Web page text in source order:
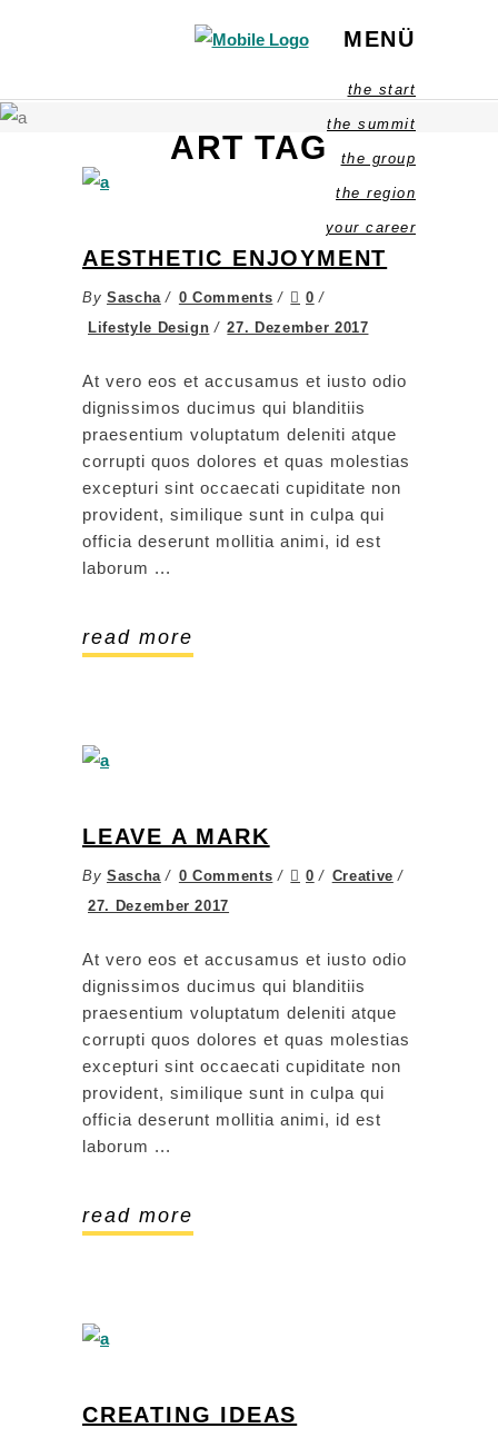
MENÜ
the start
the summit
the group
the region
your career
ART TAG
AESTHETIC ENJOYMENT
By Sascha 0 Comments
0
Lifestyle Design
27. Dezember 2017
At vero eos et accusamus et iusto odio
dignissimos ducimus qui blanditiis
praesentium voluptatum deleniti atque
corrupti quos dolores et quas molestias
excepturi sint occaecati cupiditate non
provident, similique sunt in culpa qui
officia deserunt mollitia animi, id est
laborum
read more
LEAVE A MARK
By Sascha 0 Comments 0
Creative
27. Dezember 2017
At vero eos et accusamus et iusto odio
dignissimos ducimus qui blanditiis
praesentium voluptatum deleniti atque
corrupti quos dolores et quas molestias
excepturi sint occaecati cupiditate non
provident, similique sunt in culpa qui
officia deserunt mollitia animi, id est
laborum
read more
CREATING IDEAS